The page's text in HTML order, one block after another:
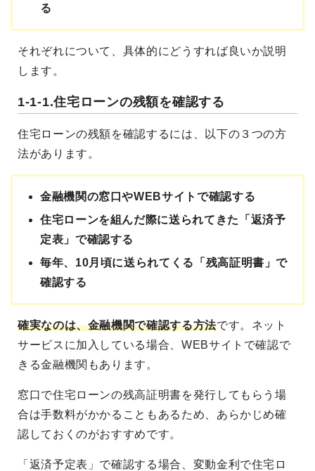
る
それぞれについて、具体的にどうすれば良いか説明
します。
1-1-1.住宅ローンの残額を確認する
住宅ローンの残額を確認するには、以下の３つの方
法があります。
金融機関の窓口やWEBサイトで確認する
住宅ローンを組んだ際に送られてきた「返済予
定表」で確認する
毎年、10月頃に送られてくる「残高証明書」で
確認する
確実なのは、金融機関で確認する方法です。ネット
サービスに加入している場合、WEBサイトで確認で
きる金融機関もあります。
窓口で住宅ローンの残高証明書を発行してもらう場
合は手数料がかかることもあるため、あらかじめ確
認しておくのがおすすめです。
「返済予定表」で確認する場合、変動金利で住宅ロ